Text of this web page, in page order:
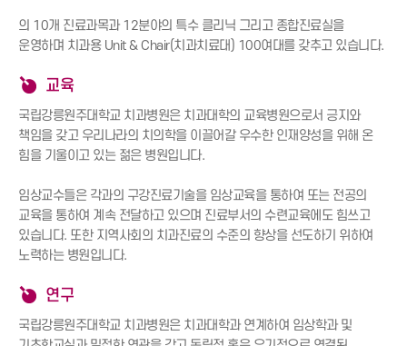
의 10개 진료과목과 12분야의 특수 클리닉 그리고 종합진료실을
운영하며 치과용 Unit & Chair(치과치료대) 100여대를 갖추고 있습니다.
교육
국립강릉원주대학교 치과병원은 치과대학의 교육병원으로서 긍지와
책임을 갖고 우리나라의 치의학을 이끌어갈 우수한 인재양성을 위해 온
힘을 기울이고 있는 젊은 병원입니다.
임상교수들은 각과의 구강진료기술을 임상교육을 통하여 또는 전공의
교육을 통하여 계속 전달하고 있으며 진료부서의 수련교육에도 힘쓰고
있습니다. 또한 지역사회의 치과진료의 수준의 향상을 선도하기 위하여
노력하는 병원입니다.
연구
국립강릉원주대학교 치과병원은 치과대학과 연계하여 임상학과 및